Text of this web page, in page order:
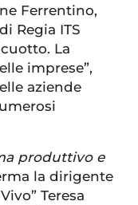
Ferrentino,
Regia ITS
La
imprese”,
aziende
produttivo e
la dirigente
Teresa